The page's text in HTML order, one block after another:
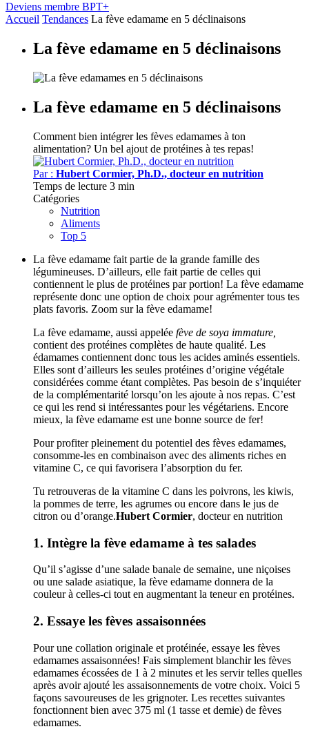
Deviens membre BPT+
Accueil Tendances La fève edamame en 5 déclinaisons
La fève edamame en 5 déclinaisons
La fève edamame en 5 déclinaisons
Comment bien intégrer les fèves edamames à ton
alimentation? Un bel ajout de protéines à tes repas!
Par : Hubert Cormier, Ph.D., docteur en nutrition
Temps de lecture 3 min
Catégories
Nutrition
Aliments
Top 5
La fève edamame fait partie de la grande famille des
légumineuses. D’ailleurs, elle fait partie de celles qui
contiennent le plus de protéines par portion! La fève edamame
représente donc une option de choix pour agrémenter tous tes
plats favoris. Zoom sur la fève edamame!
La fève edamame, aussi appelée fève de soya immature,
contient des protéines complètes de haute qualité. Les
édamames contiennent donc tous les acides aminés essentiels.
Elles sont d’ailleurs les seules protéines d’origine végétale
considérées comme étant complètes. Pas besoin de s’inquiéter
de la complémentarité lorsqu’on les ajoute à nos repas. C’est
ce qui les rend si intéressantes pour les végétariens. Encore
mieux, la fève edamame est une bonne source de fer!
Pour profiter pleinement du potentiel des fèves edamames,
consomme-les en combinaison avec des aliments riches en
vitamine C, ce qui favorisera l’absorption du fer.
Tu retrouveras de la vitamine C dans les poivrons, les kiwis,
la pommes de terre, les agrumes ou encore dans le jus de
citron ou d’orange.Hubert Cormier, docteur en nutrition
1. Intègre la fève edamame à tes salades
Qu’il s’agisse d’une salade banale de semaine, une niçoises
ou une salade asiatique, la fève edamame donnera de la
couleur à celles-ci tout en augmentant la teneur en protéines.
2. Essaye les fèves assaisonnées
Pour une collation originale et protéinée, essaye les fèves
edamames assaisonnées! Fais simplement blanchir les fèves
edamames écossées de 1 à 2 minutes et les servir telles quelles
après avoir ajouté les assaisonnements de votre choix. Voici 5
façons savoureuses de les grignoter. Les recettes suivantes
fonctionnent bien avec 375 ml (1 tasse et demie) de fèves
edamames.